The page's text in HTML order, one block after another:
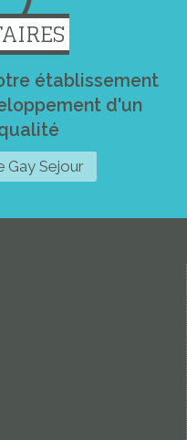
établissement
d'un
Gay Sejour